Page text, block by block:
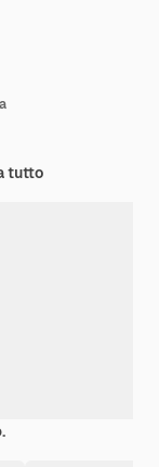
tutto